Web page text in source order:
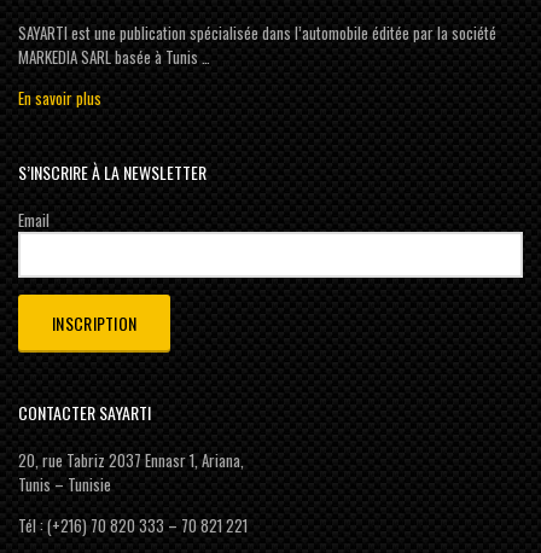
SAYARTI est une publication spécialisée dans l’automobile éditée par la société
MARKEDIA SARL basée à Tunis …
En savoir plus
S’INSCRIRE À LA NEWSLETTER
Email
CONTACTER SAYARTI
20, rue Tabriz 2037 Ennasr 1, Ariana,
Tunis – Tunisie
Tél : (+216) 70 820 333 – 70 821 221